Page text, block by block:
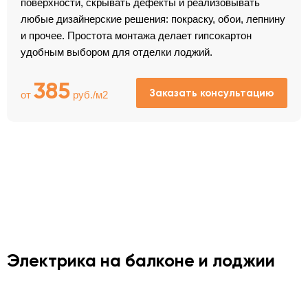
поверхности, скрывать дефекты и реализовывать
любые дизайнерские решения: покраску, обои, лепнину
и прочее. Простота монтажа делает гипсокартон
удобным выбором для отделки лоджий.
от 385 руб./м2 Заказать консультацию
Электрика на балконе и лоджии